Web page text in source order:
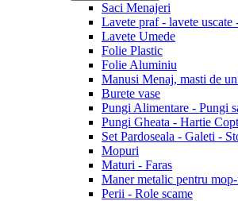
Saci Menajeri
Lavete praf - lavete uscate
Lavete Umede
Folie Plastic
Folie Aluminiu
Manusi Menaj, masti de
Burete vase
Pungi Alimentare - Pungi
Pungi Gheata - Hartie Copt
Set Pardoseala - Galeti -
Mopuri
Maturi - Faras
Maner metalic pentru
Perii - Role scame